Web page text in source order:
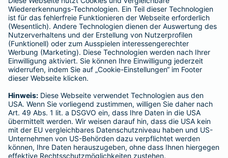
BELIEBTE SEITEN
Kranken-Zusatzversicherung
Tierversicherungen
Haftpflichtversicherung
Hausratversicherung
Adresse ändern
Schaden melden
Kilometerstandsmeldung
Serviceübersicht